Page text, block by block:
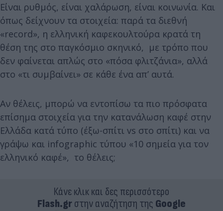
Είναι ρυθμός, είναι χαλάρωση, είναι κοινωνία. Και
όπως δείχνουν τα στοιχεία: παρά τα διεθνή
«record», η ελληνική καφε­κουλτούρα κρατά τη
θέση της στο παγκόσμιο σκηνικό, με τρόπο που
δεν φαίνεται απλώς στο «πόσα φλιτζάνια», αλλά
στο «τι συμβαίνει» σε κάθε ένα απ’ αυτά.
Αν θέλεις, μπορώ να εντοπίσω τα πιο πρόσφατα
επίσημα στοιχεία για την κατανάλωση καφέ στην
Ελλάδα κατά τύπο (έξω-σπίτι vs στο σπίτι) και να
γράψω και infographic τύπου «10 σημεία για τον
ελληνικό καφέ», το θέλεις;
Κάνε κλικ και δες περισσότερο
Flash.grστην αναζήτηση της Google